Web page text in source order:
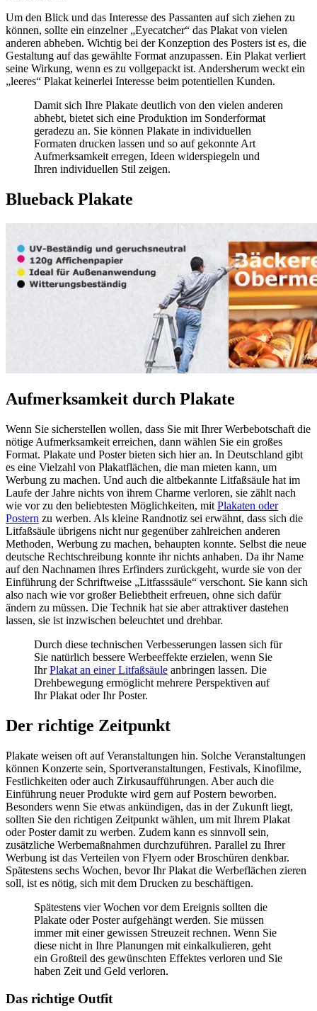
Um den Blick und das Interesse des Passanten auf sich ziehen zu
können, sollte ein einzelner „Eyecatcher“ das Plakat von vielen
anderen abheben. Wichtig bei der Konzeption des Posters ist es, die
Gestaltung auf das gewählte Format anzupassen. Ein Plakat verliert
seine Wirkung, wenn es zu vollgepackt ist. Andersherum weckt ein
„leeres“ Plakat keinerlei Interesse beim potentiellen Kunden.
Damit sich Ihre Plakate deutlich von den vielen anderen
abhebt, bietet sich eine Produktion im Sonderformat
geradezu an. Sie können Plakate in individuellen
Formaten drucken lassen und so auf gekonnte Art
Aufmerksamkeit erregen, Ideen widerspiegeln und
Ihren individuellen Stil zeigen.
Blueback Plakate
Aufmerksamkeit durch Plakate
Wenn Sie sicherstellen wollen, dass Sie mit Ihrer Werbebotschaft die
nötige Aufmerksamkeit erreichen, dann wählen Sie ein großes
Format. Plakate und Poster bieten sich hier an. In Deutschland gibt
es eine Vielzahl von Plakatflächen, die man mieten kann, um
Werbung zu machen. Und auch die altbekannte Litfaßsäule hat im
Laufe der Jahre nichts von ihrem Charme verloren, sie zählt nach
wie vor zu den beliebtesten Möglichkeiten, mit Plakaten oder
Postern zu werben. Als kleine Randnotiz sei erwähnt, dass sich die
Litfaßsäule übrigens nicht nur gegenüber zahlreichen anderen
Methoden, Werbung zu machen, behaupten konnte. Selbst die neue
deutsche Rechtschreibung konnte ihr nichts anhaben. Da ihr Name
auf den Nachnamen ihres Erfinders zurückgeht, wurde sie von der
Einführung der Schriftweise „Litfasssäule“ verschont. Sie kann sich
also nach wie vor großer Beliebtheit erfreuen, ohne sich dafür
ändern zu müssen. Die Technik hat sie aber attraktiver dastehen
lassen, sie ist inzwischen beleuchtet und drehbar.
Durch diese technischen Verbesserungen lassen sich für
Sie natürlich bessere Werbeeffekte erzielen, wenn Sie
IhrPlakat an einer Litfaßsäule anbringen lassen. Die
Drehbewegung ermöglicht mehrere Perspektiven auf
Ihr Plakat oder Ihr Poster.
Der richtige Zeitpunkt
Plakate weisen oft auf Veranstaltungen hin. Solche Veranstaltungen
können Konzerte sein, Sportveranstaltungen, Festivals, Kinofilme,
Festlichkeiten oder auch Zirkusaufführungen. Aber auch die
Einführung neuer Produkte wird gern auf Postern beworben.
Besonders wenn Sie etwas ankündigen, das in der Zukunft liegt,
sollten Sie den richtigen Zeitpunkt wählen, um mit Ihrem Plakat
oder Poster damit zu werben. Zudem kann es sinnvoll sein,
zusätzliche Werbemaßnahmen durchzuführen. Parallel zu Ihrer
Werbung ist das Verteilen von Flyern oder Broschüren denkbar.
Spätestens sechs Wochen, bevor Ihr Plakat die Werbeflächen zieren
soll, ist es nötig, sich mit dem Drucken zu beschäftigen.
Spätestens vier Wochen vor dem Ereignis sollten die
Plakate oder Poster aufgehängt werden. Sie müssen
immer mit einer gewissen Streuzeit rechnen. Wenn Sie
diese nicht in Ihre Planungen mit einkalkulieren, geht
ein Großteil des gewünschten Effektes verloren und Sie
haben Zeit und Geld verloren.
Das richtige Outfit